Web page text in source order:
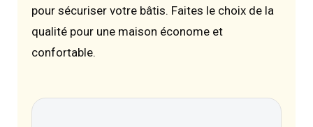
pour sécuriser votre bâtis. Faites le choix de la
qualité pour une maison économe et
confortable.